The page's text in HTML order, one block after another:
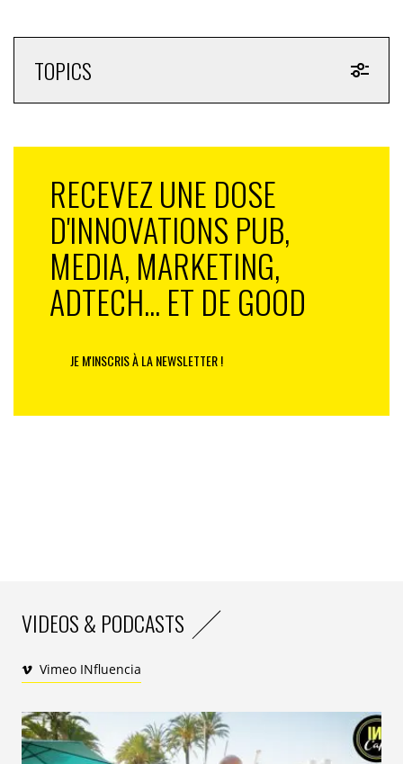
TOPICS
RECEVEZ UNE DOSE
D'INNOVATIONS PUB,
MEDIA, MARKETING,
ADTECH... ET DE GOOD
JE M'INSCRIS À LA NEWSLETTER !
VIDEOS & PODCASTS
Vimeo INfluencia